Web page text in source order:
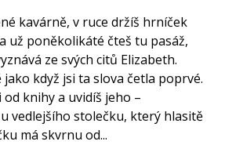
kavárně, v ruce držíš hrníček
už poněkolikáté čteš tu pasáž,
ze svých citů Elizabeth.
když jsi ta slova četla poprvé.
knihy a uvidíš jeho –
vedlejšího stolečku, který hlasitě
má skvrnu od...